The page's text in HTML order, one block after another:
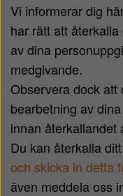
Vi informerar dig
har rätt att
av dina
medgivande.
Observera dock att
bearbetning av
innan återkallandet
Du kan återkalla
och skicka in detta
även meddela oss